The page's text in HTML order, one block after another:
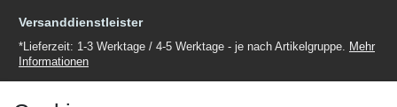
Versanddienstleister
*Lieferzeit: 1-3 Werktage / 4-5 Werktage - je nach Artikelgruppe. Mehr
Informationen